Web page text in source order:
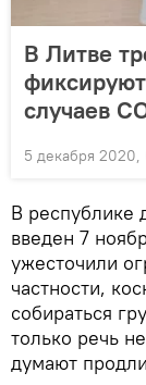
В Литве
случаев
5 декабря 2020,
В республике
введен 7
ужесточили
частности,
собираться
только речь
думают